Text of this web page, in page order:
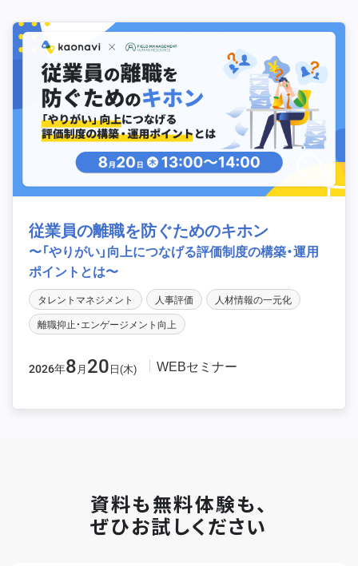
従業員の離職を防ぐためのキホン
〜「やりがい」向上につなげる評価制度の構築・運用
ポイントとは〜
タレントマネジメント 人事評価
人材情報の一元化
離職抑止・エンゲージメント向上
2026年8月 20日(木) WEBセミナー
資料も無料体験も、
ぜひお試しください